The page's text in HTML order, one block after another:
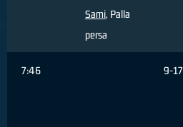
Sami, Palla
persa
7:46 9-17